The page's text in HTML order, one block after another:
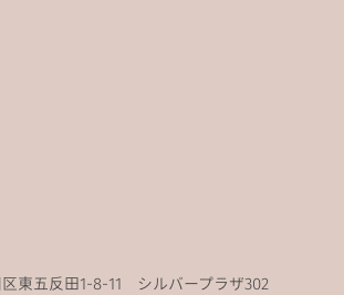
東五反田1-8-11 シルバープラザ302